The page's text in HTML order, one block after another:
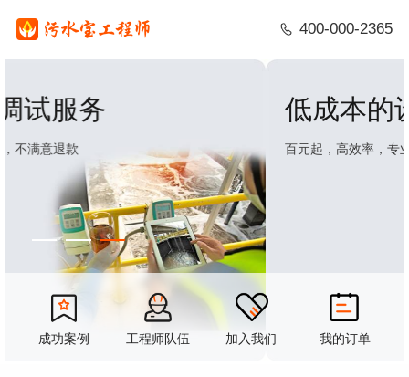
400-000-2365
低成本的设备故障排查服务
百元起，高效率，专业分析，精细入微
成功案例 工程师队伍 加入我们 我的订单